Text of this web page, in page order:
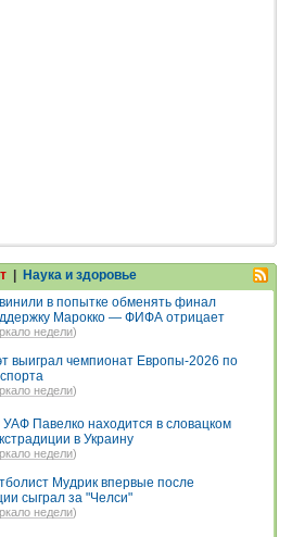
Наука и здоровье
в попытке обменять финал
Марокко — ФИФА отрицает
недели)
выиграл чемпионат Европы-2026 по
недели)
Павелко находится в словацком
в Украину
недели)
Мудрик впервые после
сыграл за "Челси"
недели)